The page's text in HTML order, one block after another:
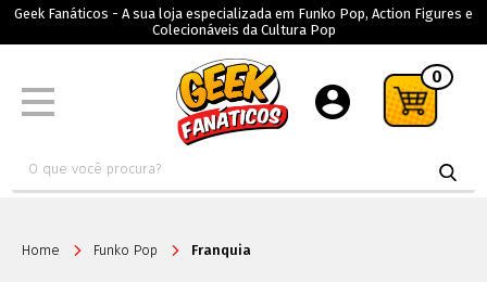
Geek Fanáticos - A sua loja especializada em Funko Pop, Action Figures e
Colecionáveis da Cultura Pop
0
Home Funko Pop Franquia